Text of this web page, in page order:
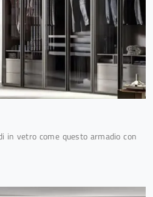
in vetro come questo armadio con